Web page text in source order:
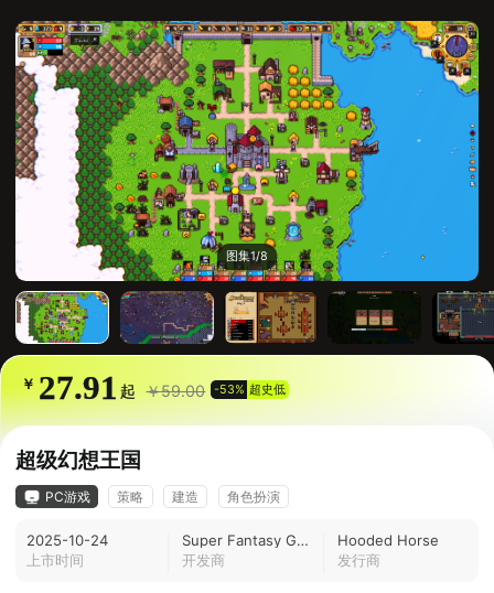
图集1/8
￥ 27.91 起 ￥59.00 -53% 超史低
超级幻想王国
PC游戏 策略 建造 角色扮演
2025-10-24
上市时间
Super Fantasy Games
开发商
Hooded Horse
发行商